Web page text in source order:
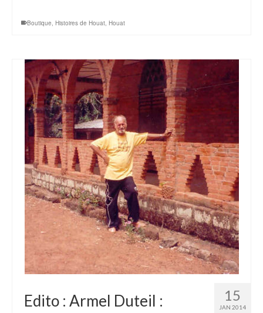
Boutique Histoires de Houat Houat
15
JAN 2014
Edito : Armel Duteil :